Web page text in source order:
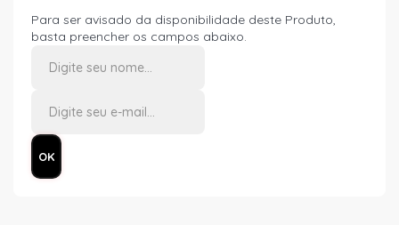
Para ser avisado da disponibilidade deste Produto,
basta preencher os campos abaixo.